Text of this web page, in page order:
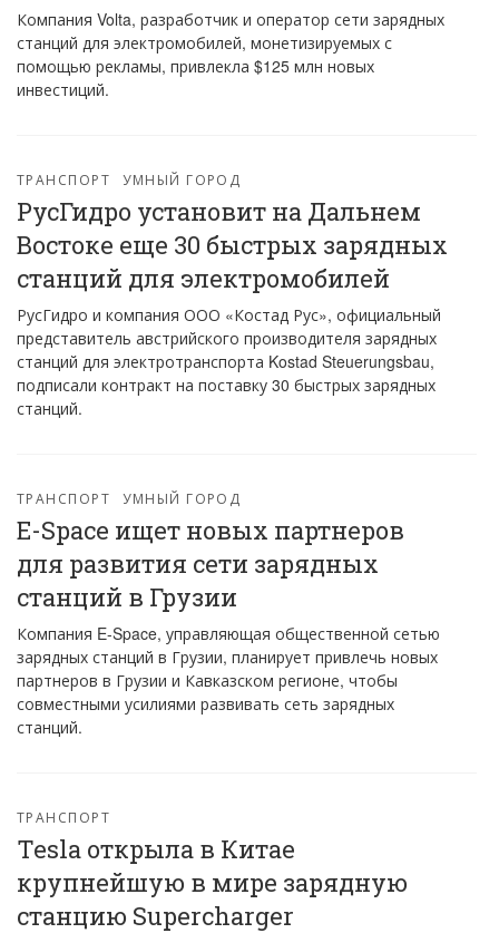
Компания Volta, разработчик и оператор сети зарядных
станций для электромобилей, монетизируемых с
помощью рекламы, привлекла $125 млн новых
инвестиций.
ТРАНСПОРТ УМНЫЙ ГОРОД
РусГидро установит на Дальнем
Востоке еще 30 быстрых зарядных
станций для электромобилей
РусГидро и компания ООО «Костад Рус», официальный
представитель австрийского производителя зарядных
станций для электротранспорта Kostad Steuerungsbau,
подписали контракт на поставку 30 быстрых зарядных
станций.
ТРАНСПОРТ УМНЫЙ ГОРОД
E-Space ищет новых партнеров
для развития сети зарядных
станций в Грузии
Компания E-Space, управляющая общественной сетью
зарядных станций в Грузии, планирует привлечь новых
партнеров в Грузии и Кавказском регионе, чтобы
совместными усилиями развивать сеть зарядных
станций.
ТРАНСПОРТ
Tesla открыла в Китае
крупнейшую в мире зарядную
станцию Supercharger